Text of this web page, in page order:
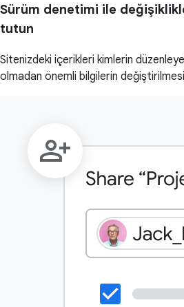
Sürüm denetimi ile
tutun
Sitenizdeki içerikleri kimlerin
olmadan önemli bilgilerin